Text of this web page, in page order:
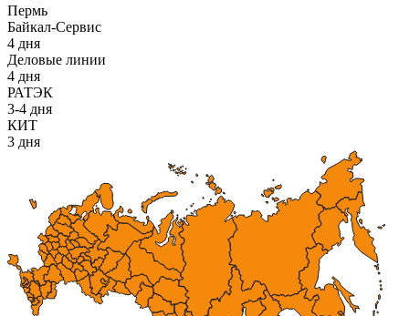
Пермь
Байкал-Сервис
4 дня
Деловые линии
4 дня
РАТЭК
3-4 дня
КИТ
3 дня